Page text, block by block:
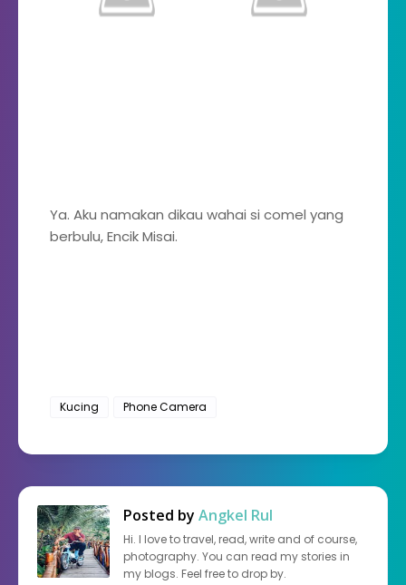
Ya. Aku namakan dikau wahai si comel yang
berbulu, Encik Misai.
Kucing Phone Camera
Posted by Angkel Rul
Hi. I love to travel, read, write and of course,
photography. You can read my stories in
my blogs. Feel free to drop by.